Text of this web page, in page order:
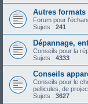
Autres
Forum pour
Sujets : 241
Dépannage,
Conseils pour la
Sujets : 4333
Conseils
Conseils pour le
pellicules, de
Sujets : 3627